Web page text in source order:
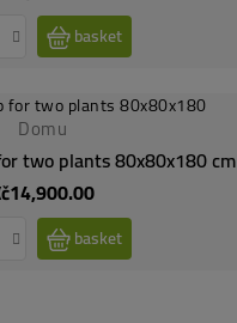
basket
Domu
two plants 80x80x180 cm
Price
basket